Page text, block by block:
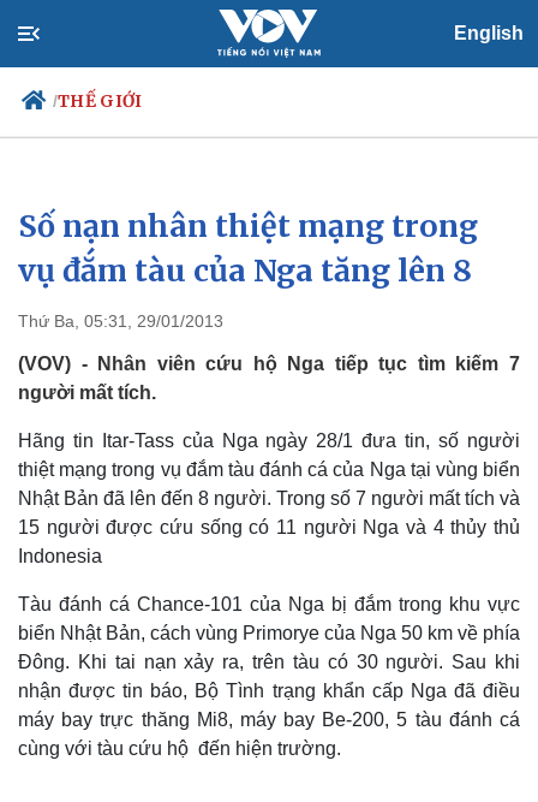
English
/THẾ GIỚI
Chính trị
Tổ chức nhân sự
Nhận diện sự thật
Xã hội
Tin 24h
Dự báo thời tiết
Việc làm
Số nạn nhân thiệt mạng trong
vụ đắm tàu của Nga tăng lên 8
Thứ Ba, 05:31, 29/01/2013
(VOV) - Nhân viên cứu hộ Nga tiếp tục tìm kiếm 7
người mất tích.
Hãng tin Itar-Tass của Nga ngày 28/1 đưa tin, số người
thiệt mạng trong vụ đắm tàu đánh cá của Nga tại vùng biển
Nhật Bản đã lên đến 8 người. Trong số 7 người mất tích và
15 người được cứu sống có 11 người Nga và 4 thủy thủ
Indonesia
Tàu đánh cá Chance-101 của Nga bị đắm trong khu vực
biển Nhật Bản, cách vùng Primorye của Nga 50 km về phía
Đông. Khi tai nạn xảy ra, trên tàu có 30 người. Sau khi
nhận được tin báo, Bộ Tình trạng khẩn cấp Nga đã điều
máy bay trực thăng Mi8, máy bay Be-200, 5 tàu đánh cá
cùng với tàu cứu hộ đến hiện trường.